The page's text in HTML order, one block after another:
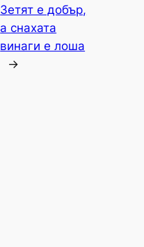
Зетят е добър,
а снахата
винаги е лоша
→